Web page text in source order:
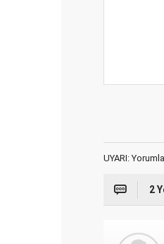
UYARI:
2